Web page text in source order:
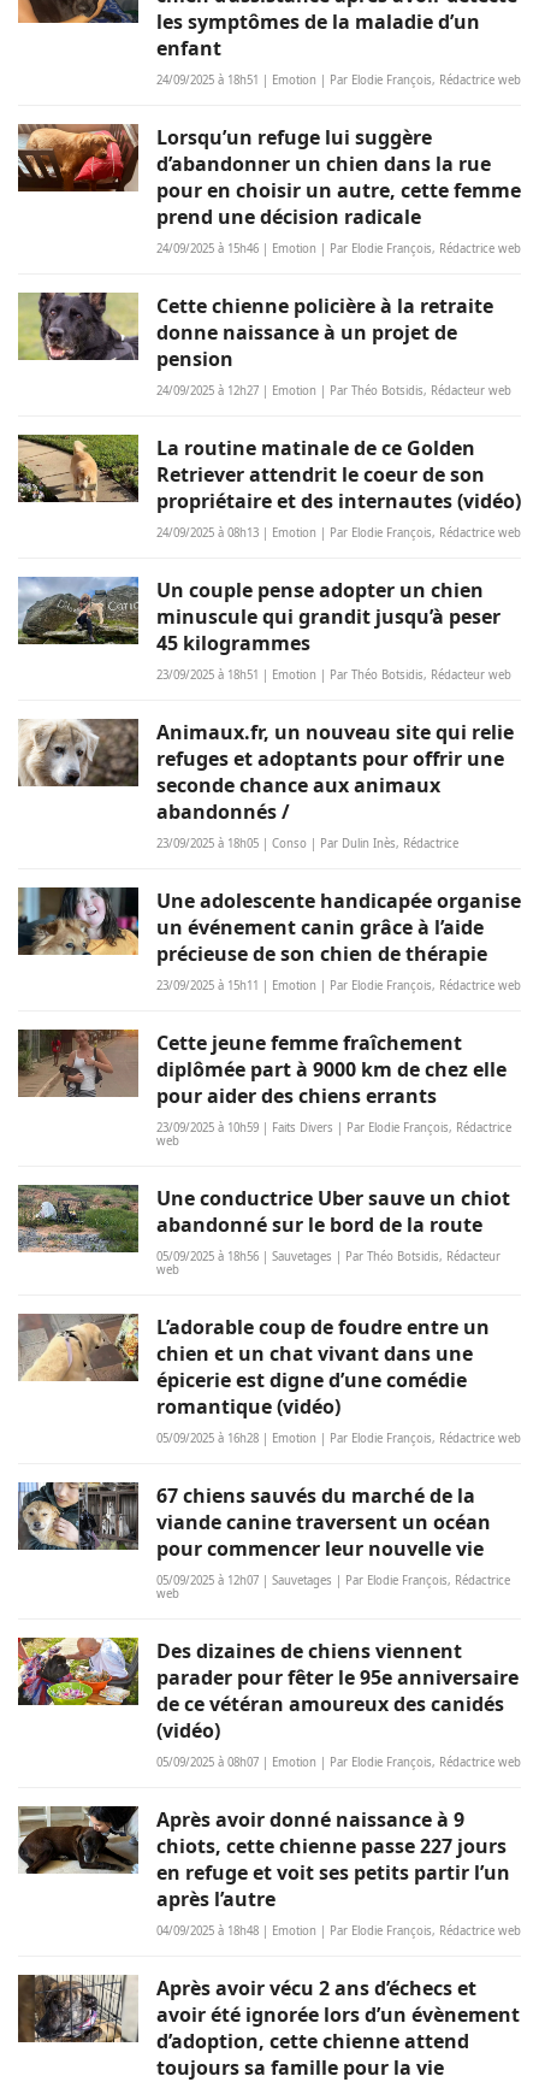
les symptômes de la maladie d’un
enfant
24/09/2025 à 18h51 | Emotion | Par Elodie François, Rédactrice web
Lorsqu’un refuge lui suggère
d’abandonner un chien dans la rue
pour en choisir un autre, cette femme
prend une décision radicale
24/09/2025 à 15h46 | Emotion | Par Elodie François, Rédactrice web
Cette chienne policière à la retraite
donne naissance à un projet de
pension
24/09/2025 à 12h27 | Emotion | Par Théo Botsidis, Rédacteur web
La routine matinale de ce Golden
Retriever attendrit le coeur de son
propriétaire et des internautes (vidéo)
24/09/2025 à 08h13 | Emotion | Par Elodie François, Rédactrice web
Un couple pense adopter un chien
minuscule qui grandit jusqu’à peser
45 kilogrammes
23/09/2025 à 18h51 | Emotion | Par Théo Botsidis, Rédacteur web
Animaux.fr, un nouveau site qui relie
refuges et adoptants pour offrir une
seconde chance aux animaux
abandonnés /
23/09/2025 à 18h05 | Conso | Par Dulin Inès, Rédactrice
Une adolescente handicapée organise
un événement canin grâce à l’aide
précieuse de son chien de thérapie
23/09/2025 à 15h11 | Emotion | Par Elodie François, Rédactrice web
Cette jeune femme fraîchement
diplômée part à 9000 km de chez elle
pour aider des chiens errants
23/09/2025 à 10h59 | Faits Divers | Par Elodie François, Rédactrice
web
Une conductrice Uber sauve un chiot
abandonné sur le bord de la route
05/09/2025 à 18h56 | Sauvetages | Par Théo Botsidis, Rédacteur
web
L’adorable coup de foudre entre un
chien et un chat vivant dans une
épicerie est digne d’une comédie
romantique (vidéo)
05/09/2025 à 16h28 | Emotion | Par Elodie François, Rédactrice web
67 chiens sauvés du marché de la
viande canine traversent un océan
pour commencer leur nouvelle vie
05/09/2025 à 12h07 | Sauvetages | Par Elodie François, Rédactrice
web
Des dizaines de chiens viennent
parader pour fêter le 95e anniversaire
de ce vétéran amoureux des canidés
(vidéo)
05/09/2025 à 08h07 | Emotion | Par Elodie François, Rédactrice web
Après avoir donné naissance à 9
chiots, cette chienne passe 227 jours
en refuge et voit ses petits partir l’un
après l’autre
04/09/2025 à 18h48 | Emotion | Par Elodie François, Rédactrice web
Après avoir vécu 2 ans d’échecs et
avoir été ignorée lors d’un évènement
d’adoption, cette chienne attend
toujours sa famille pour la vie